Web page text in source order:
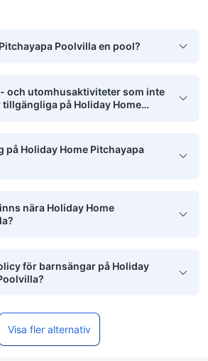
Poolvilla en pool?
och utomhusaktiviteter som inte
på Holiday Home
på Holiday Home Pitchayapa
nära Holiday Home
för barnsängar på Holiday
Visa fler alternativ